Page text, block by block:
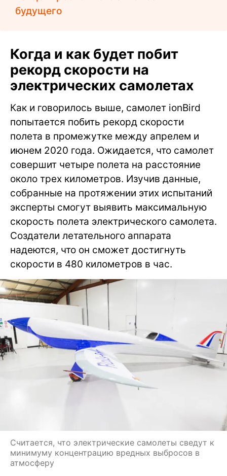
будущего
Когда и как будет побит
рекорд скорости на
электрических самолетах
Как и говорилось выше, самолет ionBird
попытается побить рекорд скорости
полета в промежутке между апрелем и
июнем 2020 года. Ожидается, что самолет
совершит четыре полета на расстояние
около трех километров. Изучив данные,
собранные на протяжении этих испытаний
эксперты смогут выявить максимальную
скорость полета электрического самолета.
Создатели летательного аппарата
надеются, что он сможет достигнуть
скорости в 480 километров в час.
Считается, что электрические самолеты сведут к
минимуму концентрацию вредных выбросов в
атмосферу